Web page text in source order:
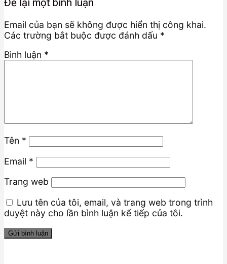
Để lại một bình luận
Email của bạn sẽ không được hiển thị công khai.
Các trường bắt buộc được đánh dấu *
Bình luận *
Tên *
Email *
Trang web
Lưu tên của tôi, email, và trang web trong trình
duyệt này cho lần bình luận kế tiếp của tôi.